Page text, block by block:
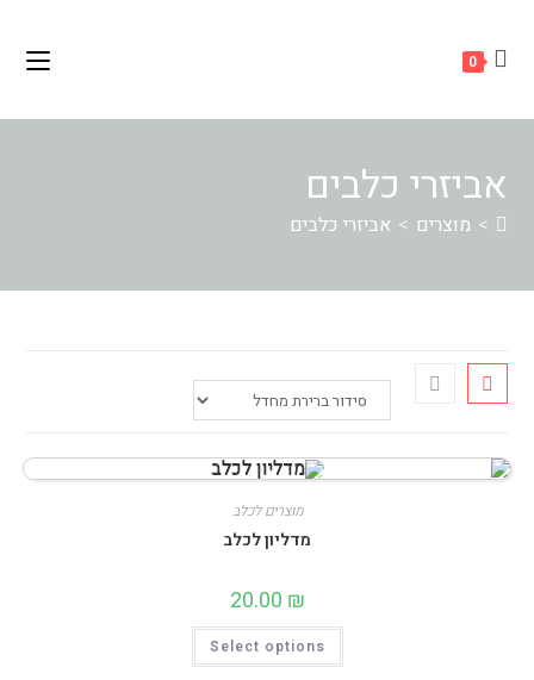
content
0
אביזרי כלבים
> מוצרים > אביזרי כלבים
מוצרים לכלב
מדליון לכלב
20.00 ₪
Select options
למוצר
יש